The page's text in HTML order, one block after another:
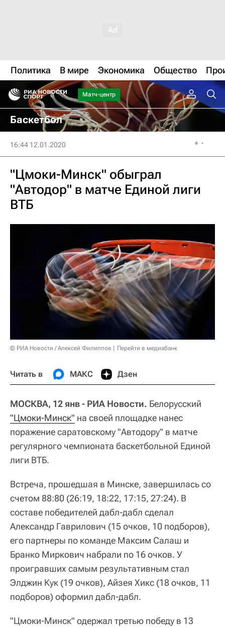
Политика В мире Экономика Общество
Матч-центр
Баскетбол
16:44 12.01.2020
"Цмоки-Минск" обыграл
"Автодор" в матче Единой лиги
ВТБ
© РИА Новости / Алексей Филиппов Перейти в медиабанк
Читать в МАКС Дзен
МОСКВА, 12 янв - РИА Новости. Белорусский
"Цмоки-Минск" на своей площадке нанес
поражение саратовскому "Автодору" в матче
регулярного чемпионата баскетбольной Единой
лиги ВТБ.
Встреча, прошедшая в Минске, завершилась со
счетом 88:80 (26:19, 18:22, 17:15, 27:24). В
составе победителей дабл-дабл сделал
Александр Гаврилович (15 очков, 10 подборов),
его партнеры по команде Максим Салаш и
Бранко Миркович набрали по 16 очков. У
проигравших самым результативным стал
Элджин Кук (19 очков), Айзея Хикс (18 очков, 11
подборов) оформил дабл-дабл.
"Цмоки-Минск" одержал третью победу в 13